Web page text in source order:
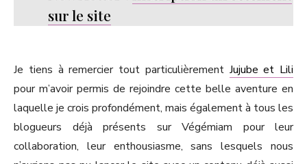
sur le site
Je tiens à remercier tout particulièrement Jujube et Lili
pour m’avoir permis de rejoindre cette belle aventure en
laquelle je crois profondément, mais également à tous les
blogueurs déjà présents sur Végémiam pour leur
collaboration, leur enthousiasme, sans lesquels nous